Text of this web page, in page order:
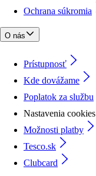
Ochrana súkromia
O nás
Prístupnosť
Kde dovážame
Poplatok za službu
Nastavenia cookies
Možnosti platby
Tesco.sk
Clubcard